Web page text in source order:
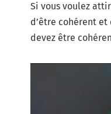
Si vous voulez
d’être cohérent
devez être